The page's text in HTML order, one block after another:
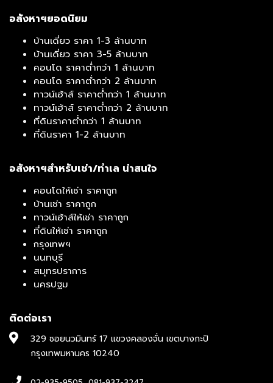
อสังหาฯยอดนิยม
บ้านเดี่ยว ราคา 1-3 ล้านบาท
บ้านเดี่ยว ราคา 3-5 ล้านบาท
คอนโด ราคาต่ำกว่า 1 ล้านบาท
คอนโด ราคาต่ำกว่า 2 ล้านบาท
ทาวน์เฮ้าส์ ราคาต่ำกว่า 1 ล้านบาท
ทาวน์เฮ้าส์ ราคาต่ำกว่า 2 ล้านบาท
ที่ดินราคาต่ำกว่า 1 ล้านบาท
ที่ดินราคา 1-2 ล้านบาท
อสังหาฯสำหรับเช่า/ทำเล น่าสนใจ
คอนโดให้เช่า ราคาถูก
บ้านเช่า ราคาถูก
ทาวน์เฮ้าส์ให้เช่า ราคาถูก
ที่ดินให้เช่า ราคาถูก
กรุงเทพฯ
นนทบุรี
สมุทรปราการ
นครปฐม
ติดต่อเรา
329 ซอยนวมินทร์ 17 แขวงคลองจั่น เขตบางกะปิ
กรุงเทพมหานคร 10240